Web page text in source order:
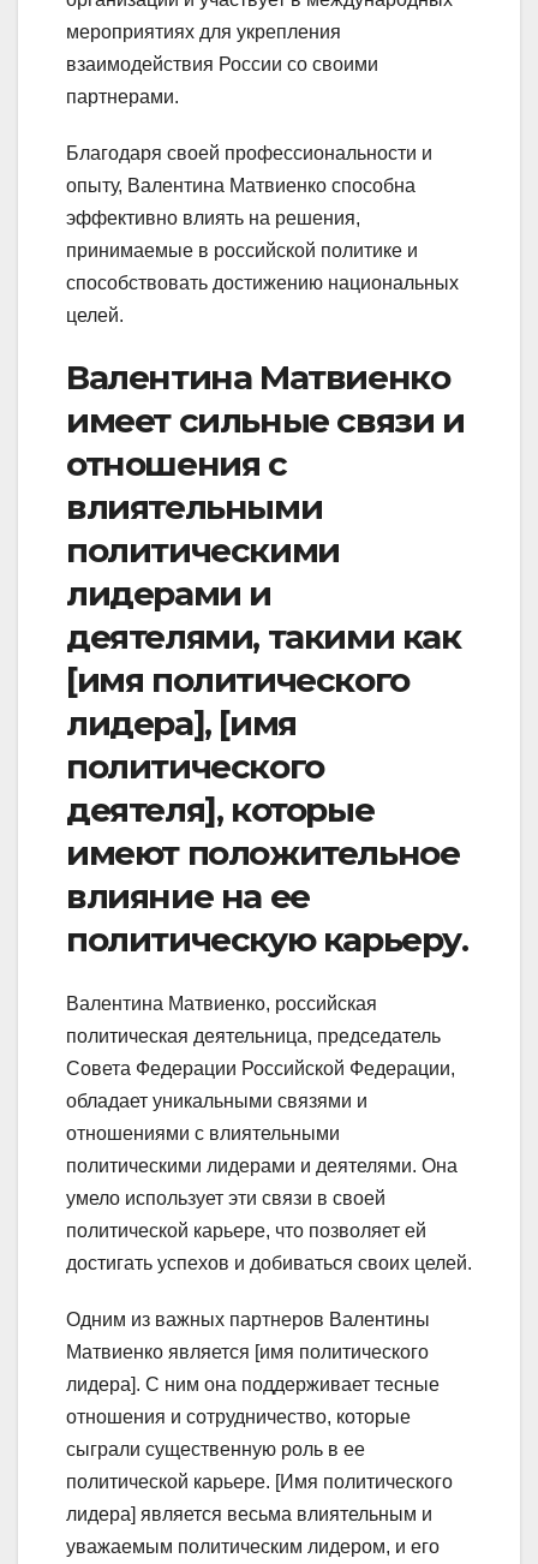
мероприятиях для укрепления
взаимодействия России со своими
партнерами.
Благодаря своей профессиональности и
опыту, Валентина Матвиенко способна
эффективно влиять на решения,
принимаемые в российской политике и
способствовать достижению национальных
целей.
Валентина Матвиенко
имеет сильные связи и
отношения с
влиятельными
политическими
лидерами и
деятелями, такими как
[имя политического
лидера], [имя
политического
деятеля], которые
имеют положительное
влияние на ее
политическую карьеру.
Валентина Матвиенко, российская
политическая деятельница, председатель
Совета Федерации Российской Федерации,
обладает уникальными связями и
отношениями с влиятельными
политическими лидерами и деятелями. Она
умело использует эти связи в своей
политической карьере, что позволяет ей
достигать успехов и добиваться своих целей.
Одним из важных партнеров Валентины
Матвиенко является [имя политического
лидера]. С ним она поддерживает тесные
отношения и сотрудничество, которые
сыграли существенную роль в ее
политической карьере. [Имя политического
лидера] является весьма влиятельным и
уважаемым политическим лидером, и его